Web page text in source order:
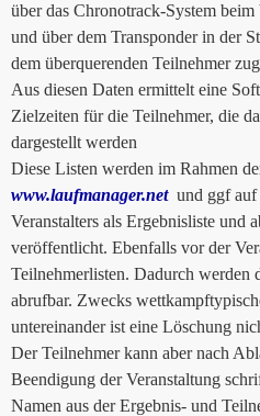
über das Chronotrack-System
und über dem Transponder in der
dem überquerenden Teilnehmer
Aus diesen Daten ermittelt eine
Zielzeiten für die Teilnehmer, die
dargestellt werden
Diese Listen werden im Rahmen
www.laufmanager.netund ggf auf
Veranstalters als Ergebnisliste und
veröffentlicht. Ebenfalls vor der
Teilnehmerlisten. Dadurch werden
abrufbar. Zwecks
untereinander ist eine Löschung
Der Teilnehmer kann aber nach
Beendigung der Veranstaltung
Namen aus der Ergebnis- und